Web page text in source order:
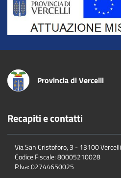
Provincia di Vercelli
Recapiti e contatti
Via San Cristoforo, 3 - 13100 Vercelli
Codice Fiscale:80005210028
P.Iva:02744650025